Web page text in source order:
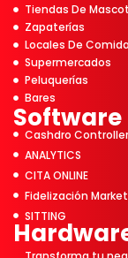
Tiendas De
Zapaterías
Locales De
Supermercados
Peluquerías
Bares
Software
Cashdro Controller
ANALYTICS
CITA ONLINE
Fidelización Market
SITTING